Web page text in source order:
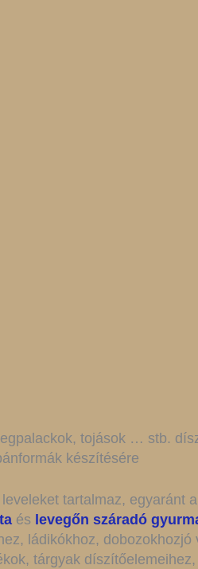
tojások … stb.
készítésére
tartalmaz, egyaránt
és levegőn száradó
ládikókhoz,
tárgyak